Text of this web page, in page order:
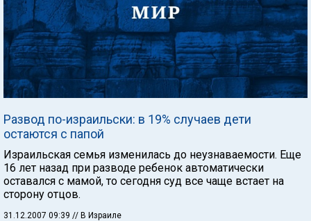
Развод по-израильски: в 19% случаев дети
остаются с папой
Израильская семья изменилась до неузнаваемости. Еще
16 лет назад при разводе ребенок автоматически
оставался с мамой, то сегодня суд все чаще встает на
сторону отцов.
31.12.2007 09:39 // В Израиле